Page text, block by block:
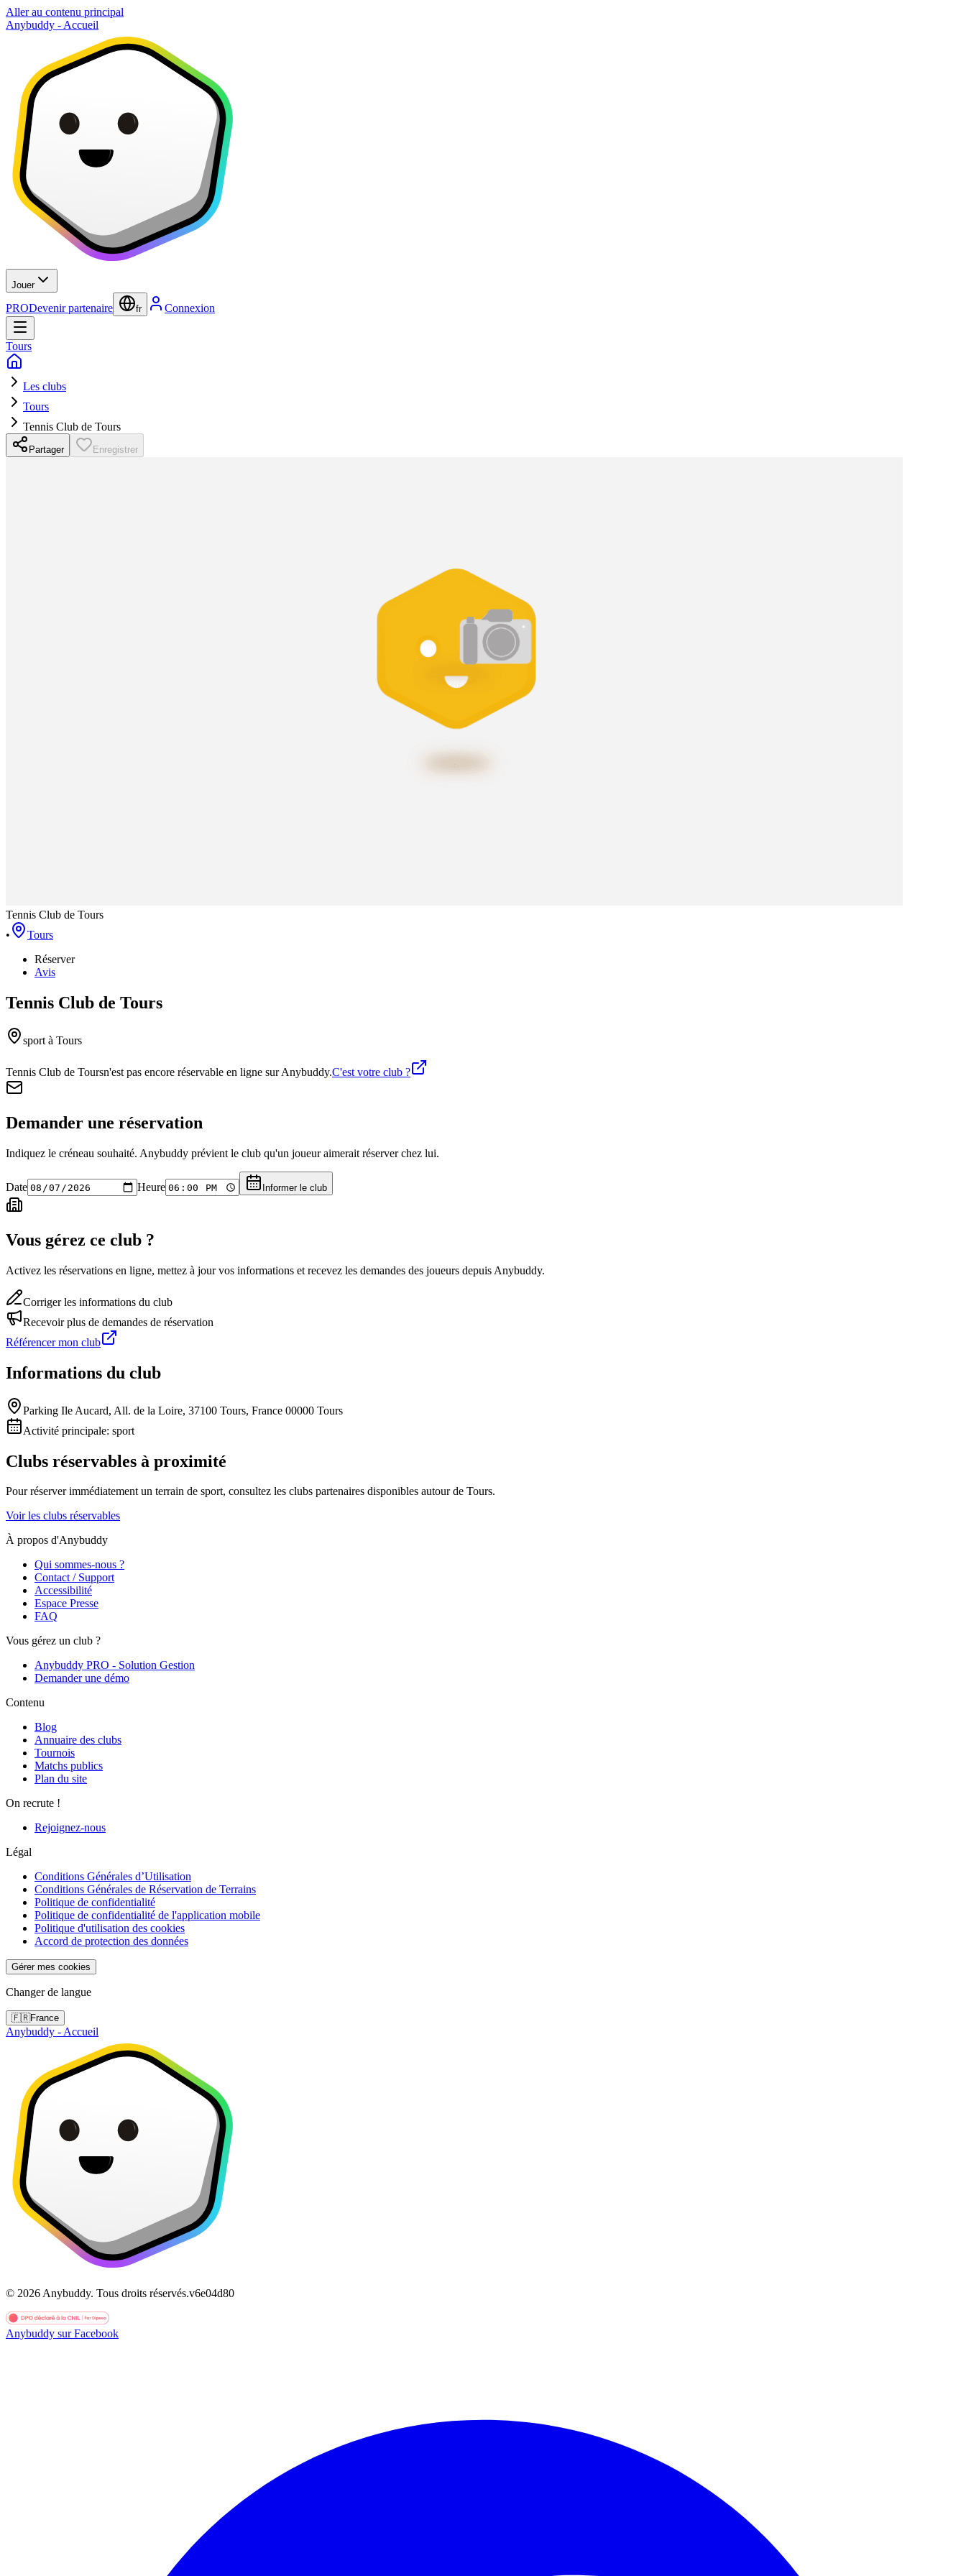
Aller au contenu principal
Anybuddy - Accueil
Jouer
PRODevenir partenaire fr Connexion
Tours
Les clubs
Tours
Tennis Club de Tours
Partager Enregistrer
Tennis Club de Tours
•
Tours
Réserver
Avis
Tennis Club de Tours
sport à Tours
Tennis Club de Toursn'est pas encore réservable en ligne sur Anybuddy.C'est votre club ?
Demander une réservation
Indiquez le créneau souhaité. Anybuddy prévient le club qu'un joueur aimerait réserver chez lui.
Date Heure Informer le club
Vous gérez ce club ?
Activez les réservations en ligne, mettez à jour vos informations et recevez les demandes des joueurs depuis Anybuddy.
Corriger les informations du club
Recevoir plus de demandes de réservation
Référencer mon club
Informations du club
Parking Ile Aucard, All. de la Loire, 37100 Tours, France 00000 Tours
Activité principale: sport
Clubs réservables à proximité
Pour réserver immédiatement un terrain de sport, consultez les clubs partenaires disponibles autour de Tours.
Voir les clubs réservables
À propos d'Anybuddy
Qui sommes-nous ?
Contact / Support
Accessibilité
Espace Presse
FAQ
Vous gérez un club ?
Anybuddy PRO - Solution Gestion
Demander une démo
Contenu
Blog
Annuaire des clubs
Tournois
Matchs publics
Plan du site
On recrute !
Rejoignez-nous
Légal
Conditions Générales d’Utilisation
Conditions Générales de Réservation de Terrains
Politique de confidentialité
Politique de confidentialité de l'application mobile
Politique d'utilisation des cookies
Accord de protection des données
Gérer mes cookies
Changer de langue
🇫🇷France
Anybuddy - Accueil
© 2026 Anybuddy. Tous droits réservés.v6e04d80
Anybuddy sur Facebook